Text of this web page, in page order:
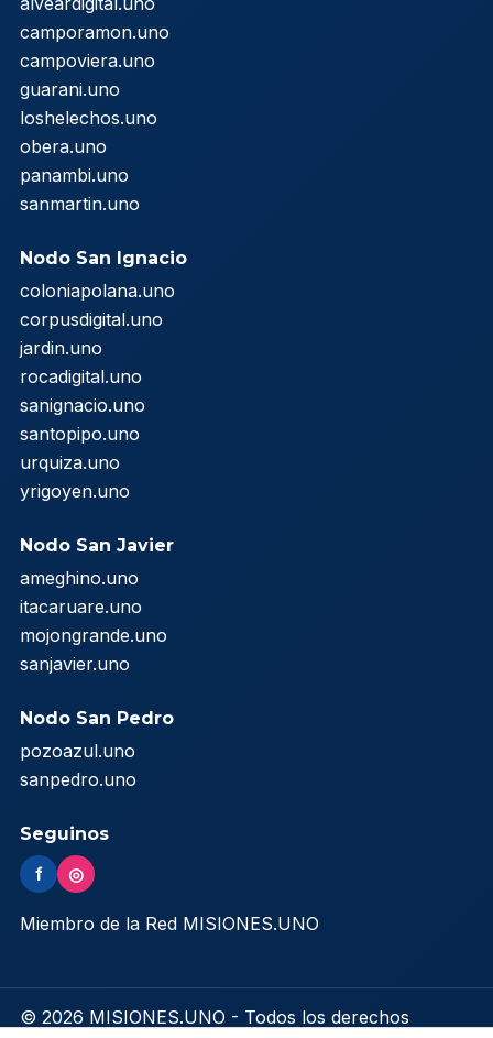
camporamon.uno
campoviera.uno
guarani.uno
loshelechos.uno
obera.uno
panambi.uno
sanmartin.uno
Nodo San Ignacio
coloniapolana.uno
corpusdigital.uno
jardin.uno
rocadigital.uno
sanignacio.uno
santopipo.uno
urquiza.uno
yrigoyen.uno
Nodo San Javier
ameghino.uno
itacaruare.uno
mojongrande.uno
sanjavier.uno
Nodo San Pedro
pozoazul.uno
sanpedro.uno
Seguinos
f ◎
Miembro de la Red MISIONES.UNO
© 2026 MISIONES.UNO - Todos los derechos